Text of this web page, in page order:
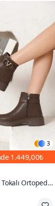
3
1.449,00₺
Ortopedik